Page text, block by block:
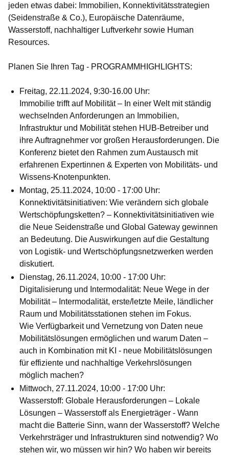
jeden etwas dabei: Immobilien, Konnektivitätsstrategien
(Seidenstraße & Co.), Europäische Datenräume,
Wasserstoff, nachhaltiger Luftverkehr sowie Human
Resources.
Planen Sie Ihren Tag - PROGRAMMHIGHLIGHTS:
Freitag, 22.11.2024, 9:30-16.00 Uhr:
Immobilie trifft auf Mobilität– In einer Welt mit ständig
wechselnden Anforderungen an Immobilien,
Infrastruktur und Mobilität stehen HUB-Betreiber und
ihre Auftragnehmer vor großen Herausforderungen. Die
Konferenz bietet den Rahmen zum Austausch mit
erfahrenen Expertinnen & Experten von Mobilitäts- und
Wissens-Knotenpunkten.
Montag, 25.11.2024, 10:00 - 17:00 Uhr:
Konnektivitätsinitiativen: Wie verändern sich globale
Wertschöpfungsketten? – Konnektivitätsinitiativen wie
die Neue Seidenstraße und Global Gateway gewinnen
an Bedeutung. Die Auswirkungen auf die Gestaltung
von Logistik- und Wertschöpfungsnetzwerken werden
diskutiert.
Dienstag, 26.11.2024, 10:00 - 17:00 Uhr:
Digitalisierung und Intermodalität: Neue Wege in der
Mobilität– Intermodalität, erste/letzte Meile, ländlicher
Raum und Mobilitätsstationen stehen im Fokus.
Wie Verfügbarkeit und Vernetzung von Daten neue
Mobilitätslösungen ermöglichen und warum Daten –
auch in Kombination mit KI - neue Mobilitätslösungen
für effiziente und nachhaltige Verkehrslösungen
möglich machen?
Mittwoch, 27.11.2024, 10:00 - 17:00 Uhr:
Wasserstoff: Globale Herausforderungen – Lokale
Lösungen – Wasserstoff als Energieträger - Wann
macht die Batterie Sinn, wann der Wasserstoff? Welche
Verkehrsträger und Infrastrukturen sind notwendig? Wo
stehen wir, wo müssen wir hin? Wo haben wir bereits